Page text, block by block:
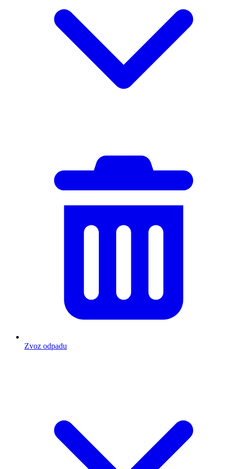
Zvoz odpadu